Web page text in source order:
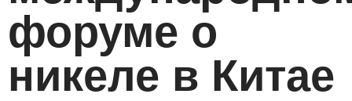
форуме о
никеле в Китае